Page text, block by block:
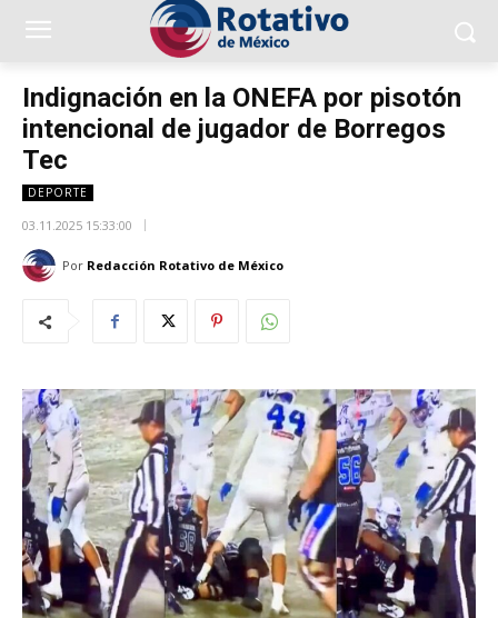
Indignación en la ONEFA por pisotón
intencional de jugador de Borregos
Tec
DEPORTE
03.11.2025 15:33:00
Por Redacción Rotativo de México